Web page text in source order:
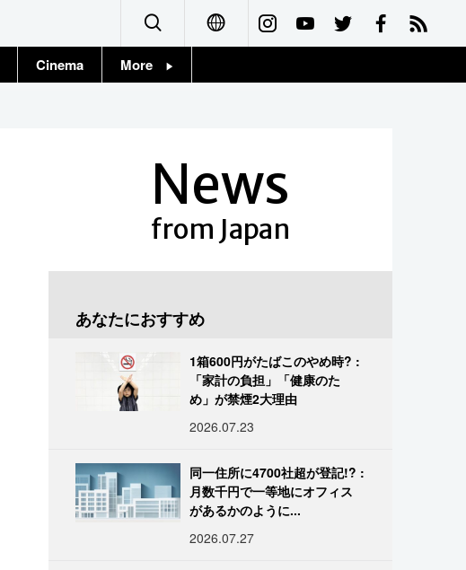
Français
Cinema More
News
from Japan
あなたにおすすめ
1箱600円がたばこのやめ時? :
「家計の負担」「健康のた
め」が禁煙2大理由
2026.07.23
同一住所に4700社超が登記!? :
月数千円で一等地にオフィス
があるかのように...
2026.07.27